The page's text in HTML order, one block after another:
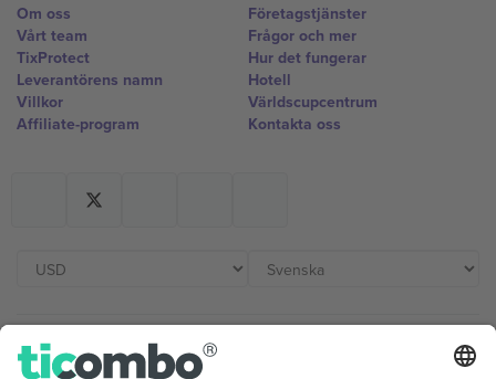
Om oss
Vårt team
TixProtect
Leverantörens namn
Villkor
Affiliate-program
Företagstjänster
Frågor och mer
Hur det fungerar
Hotell
Världscupcentrum
Kontakta oss
Kontor och support